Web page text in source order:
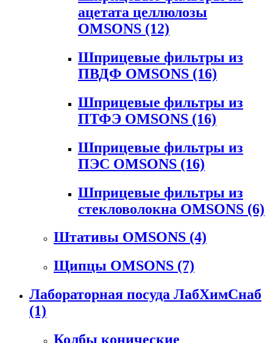
ацетата целлюлозы
OMSONS (12)
Шприцевые фильтры из
ПВДФ OMSONS (16)
Шприцевые фильтры из
ПТФЭ OMSONS (16)
Шприцевые фильтры из
ПЭС OMSONS (16)
Шприцевые фильтры из
стекловолокна OMSONS (6)
Штативы OMSONS (4)
Щипцы OMSONS (7)
Лабораторная посуда ЛабХимСнаб
(1)
Колбы конические